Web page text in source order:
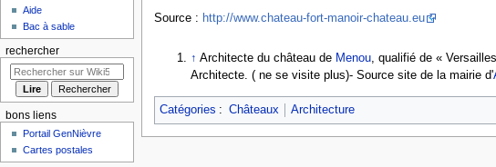
Source : http://www.chateau-fort-manoir-chateau.eu
↑ Architecte du château de Menou, qualifié de «
Architecte. ( ne se visite plus)- Source site de la mairie d'
Catégories : Châteaux Architecture
Aide
Bac à sable
rechercher
bons liens
Portail GenNièvre
Cartes postales